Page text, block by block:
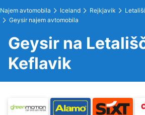
Najem avtomobila Iceland Rejkjavik
Geysir najem avtomobila
Geysir na
Keflavik